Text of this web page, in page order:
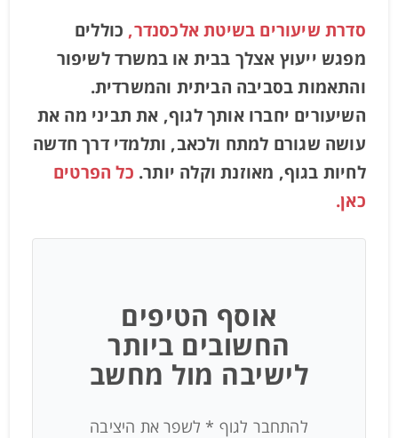
סדרת שיעורים בשיטת אלכסנדר, כוללים
מפגש ייעוץ אצלך בבית או במשרד לשיפור
והתאמות בסביבה הביתית והמשרדית.
השיעורים יחברו אותך לגוף, את תביני מה את
עושה שגורם למתח ולכאב, ותלמדי דרך חדשה
לחיות בגוף, מאוזנת וקלה יותר. כל הפרטים
כאן.
אוסף הטיפים
החשובים ביותר
לישיבה מול מחשב
להתחבר לגוף * לשפר את היציבה